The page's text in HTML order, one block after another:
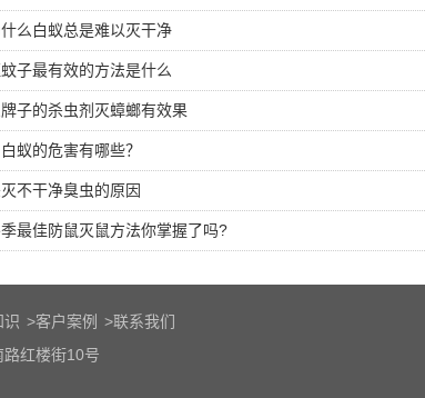
么白蚁总是难以灭干净
子最有效的方法是什么
子的杀虫剂灭蟑螂有效果
蚁的危害有哪些？
不干净臭虫的原因
最佳防鼠灭鼠方法你掌握了吗?
识 >客户案例 >联系我们
红楼街10号